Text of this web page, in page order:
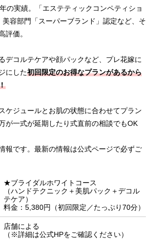
の実績。「エステティックコンペティショ
容部門「スーパーブランド」認定など、そ
評価。
デコルテケアや顔パックなど、プレ花嫁に
にした初回限定のお得なプランがあるから
ケジュールとお肌の状態に合わせてプラン
が一式が延期したり式直前の相談でもOK
報です。最新の情報は公式ページで必ずご
★ブライダルホワイトコース
（ハンドテクニック＋美肌パック＋デコル
テケア）
料金：5,380円（初回限定／たっぷり70分）
店舗による
（※詳細は公式HPをご確認ください）